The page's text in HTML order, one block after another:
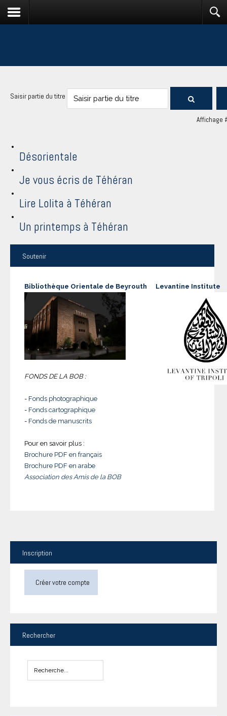
Saisir partie du titre
Affichage
Désorientale
Je vous écris de Téhéran
Lire Lolita à Téhéran
Un printemps à Téhéran
Soutenir
Bibliothèque Orientale de Beyrouth
FONDS DE LA BOB :
- Fonds photographique
- Fonds cartographique
- Fonds de manuscrits
Pour en savoir plus :
Brochure PDF en français
Brochure PDF en arabe
Association des Amis de la BOB
Levantine Institute
Inscription
Créer votre compte
Rechercher